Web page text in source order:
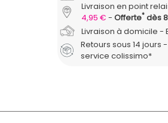
Livraison en point
4,95 €
Offerte*dès
Livraison à domicile
Retours sous 14 jours
service colissimo*